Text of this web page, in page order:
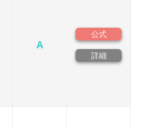
A
公式
詳細